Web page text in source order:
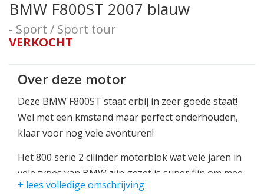
BMW F800ST 2007 blauw
- Sport / Sport tour
VERKOCHT
Over deze motor
Deze BMW F800ST staat erbij in zeer goede staat!
Wel met een kmstand maar perfect onderhouden,
klaar voor nog vele avonturen!
Het 800 serie 2 cilinder motorblok wat vele jaren in
vele types van BMW zijn gezet is super fijn om mee
te rijden!
+ lees volledige omschrijving